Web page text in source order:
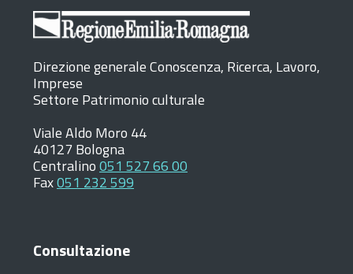
Direzione generale Conoscenza, Ricerca, Lavoro,
Imprese
Settore Patrimonio culturale
Viale Aldo Moro 44
40127 Bologna
Centralino051 527 66 00
Fax051 232 599
Consultazione